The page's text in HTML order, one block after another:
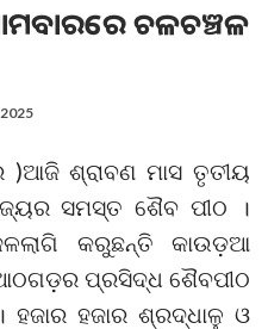
ଚଳଚଞ୍ଚଳ
2025
)ଆଜି ଶ୍ରାବଣ ମାସ ତୃତୀୟ
ସମସ୍ତ ଶୈବ ପୀଠ ।
କରୁଛନ୍ତି କାଉଡ଼ଆ
ପ୍ରସିଦ୍ଧ ଶୈବପୀଠ
ହଜାର ହଜାର ଶ୍ରଦ୍ଧାଳୁ ଓ